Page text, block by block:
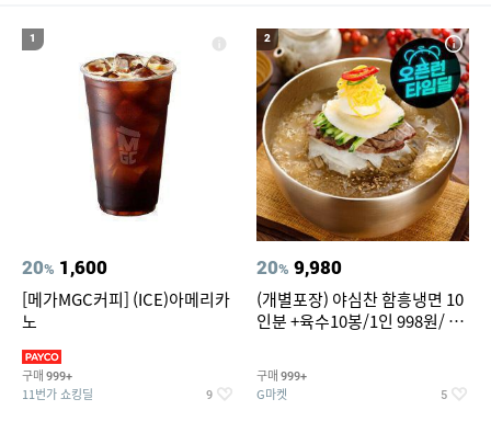
1
20% 1,600
[메가MGC커피] (ICE)아메리카
노
구매 999+
11번가 쇼킹딜 9
2
20% 9,980
(개별포장) 야심찬 함흥냉면 10
인분 +육수10봉/1인 998원/ 머
구매 999+
G마켓 5